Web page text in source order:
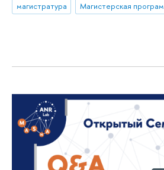
магистратура